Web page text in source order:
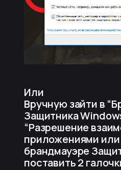
Или
Вручную зайти в
Защитника
“Разрешение
приложениями
брандмауэре
поставить 2